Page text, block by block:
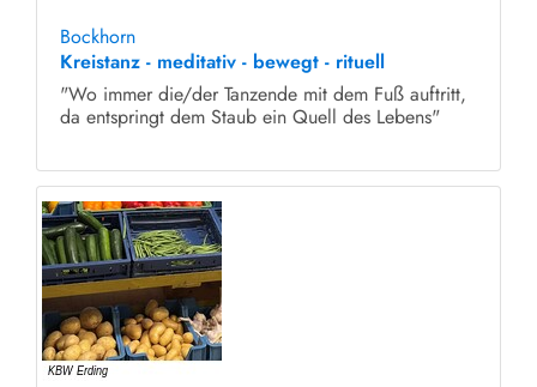
Bockhorn
Kreistanz - meditativ - bewegt - rituell
"Wo immer die/der Tanzende mit dem Fuß auftritt,
da entspringt dem Staub ein Quell des Lebens"